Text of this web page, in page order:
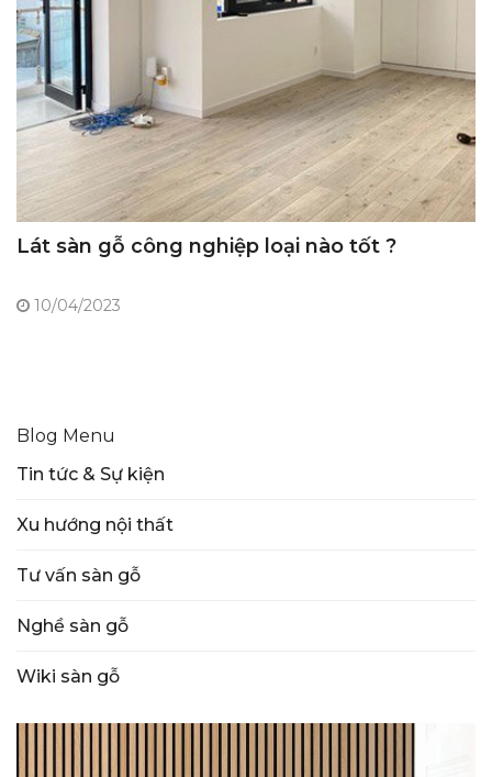
Lát sàn gỗ công nghiệp loại nào tốt ?
10/04/2023
Blog Menu
Tin tức & Sự kiện
Xu hướng nội thất
Tư vấn sàn gỗ
Nghề sàn gỗ
Wiki sàn gỗ